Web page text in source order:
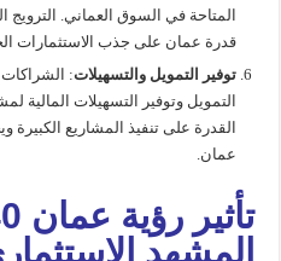
المتاحة في السوق العماني.
قدرة عمان على جذب الاستثمارات
توفير التمويل والتسهيلات:
التمويل وتوفير التسهيلات المالية
القدرة على تنفيذ المشاريع
عمان.
المشهد